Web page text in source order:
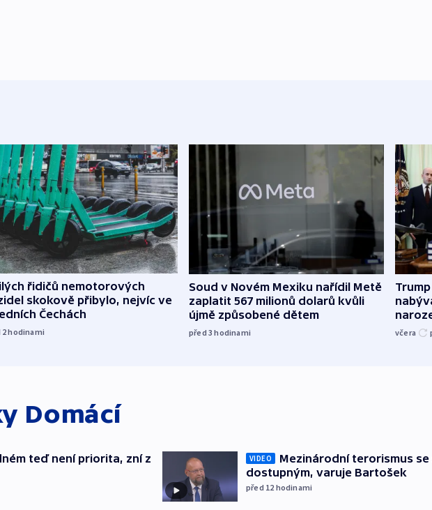
řidičů nemotorových
skokově přibylo, nejvíc ve
Čechách
2hodinami
Soud v Novém Mexiku nařídil Metě
zaplatit 567 milionů dolarů kvůli
újmě způsobené dětem
před 3hodinami včera
Domácí
teď není priorita, zní z
VIDEO
Mezinárodní terorismus
dostupným, varuje Bartošek
před 12 hodinami